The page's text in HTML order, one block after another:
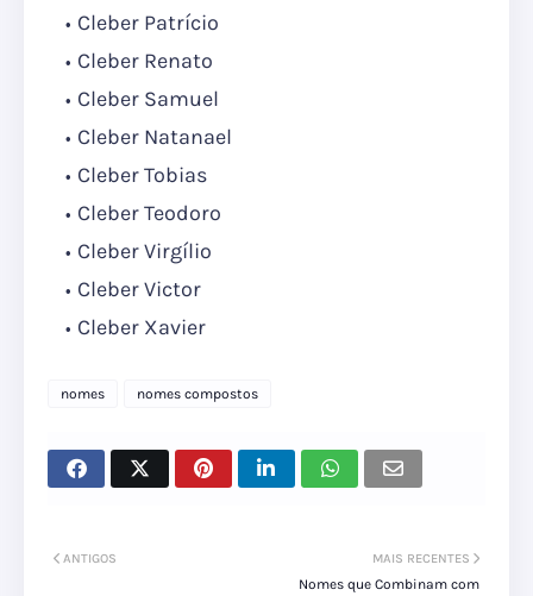
Cleber Patrício
Cleber Renato
Cleber Samuel
Cleber Natanael
Cleber Tobias
Cleber Teodoro
Cleber Virgílio
Cleber Victor
Cleber Xavier
nomes nomes compostos
MAIS RECENTES
Nomes que Combinam com
ANTIGOS